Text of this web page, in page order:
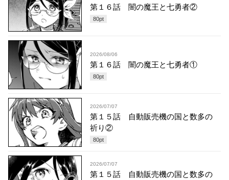
第１６話 闇の魔王と七勇者②
80pt
2026/08/06
第１６話 闇の魔王と七勇者①
80pt
2026/07/07
第１５話 自動販売機の国と数多の
祈り②
80pt
2026/07/07
第１５話 自動販売機の国と数多の